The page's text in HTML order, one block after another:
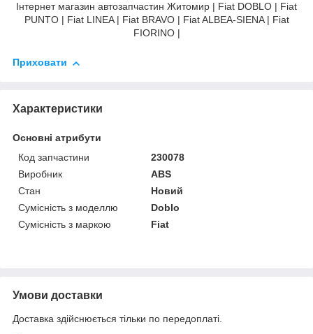
Інтернет магазин автозапчастин Житомир | Fiat DOBLO | Fiat
PUNTO | Fiat LINEA | Fiat BRAVO | Fiat ALBEA-SIENA | Fiat
FIORINO |
Приховати
Характеристики
Основні атрибути
Код запчастини
230078
Виробник
ABS
Стан
Новий
Сумісність з моделлю
Doblo
Сумісність з маркою
Fiat
Умови доставки
Доставка здійснюється тільки по передоплаті.